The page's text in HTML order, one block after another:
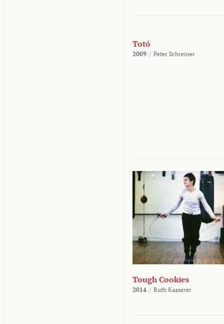
Totó
2009 / Peter Schreiner
Tough Cookies
2014 / Ruth Kaaserer